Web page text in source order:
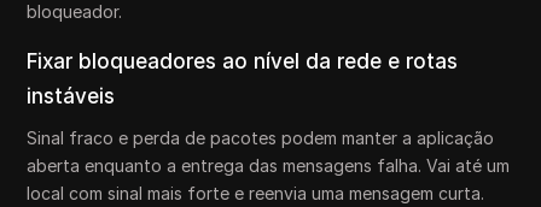
bloqueador.
Fixar bloqueadores ao nível da rede e rotas
instáveis
Sinal fraco e perda de pacotes podem manter a aplicação
aberta enquanto a entrega das mensagens falha. Vai até um
local com sinal mais forte e reenvia uma mensagem curta.